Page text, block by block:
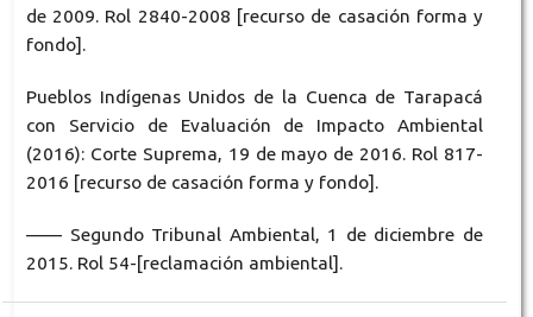
de 2009. Rol 2840-2008 [recurso de casación forma y
fondo].
Pueblos Indígenas Unidos de la Cuenca de Tarapacá
con Servicio de Evaluación de Impacto Ambiental
(2016): Corte Suprema, 19 de mayo de 2016. Rol 817-
2016 [recurso de casación forma y fondo].
—— Segundo Tribunal Ambiental, 1 de diciembre de
2015. Rol 54-[reclamación ambiental].